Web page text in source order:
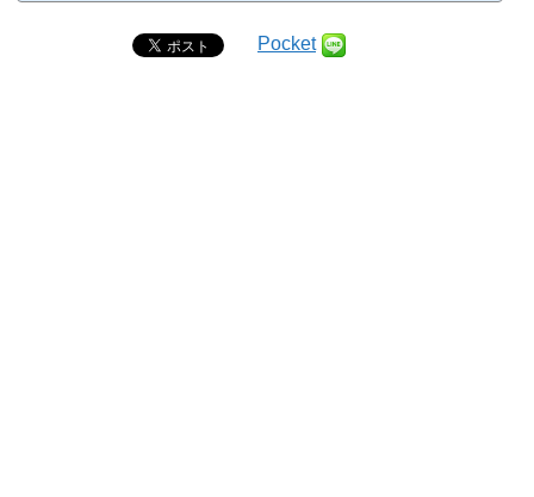
しで入出金ができます。 なので、FTX Japanの口座を持っているなら、PayPay銀行の
口座を開設しておかない...
Pocket